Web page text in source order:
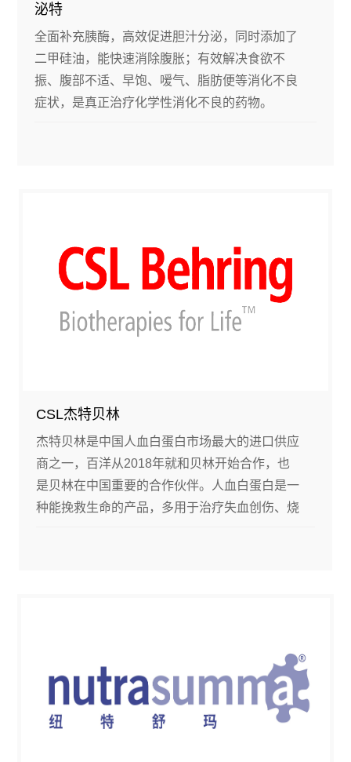
泌特
全面补充胰酶，高效促进胆汁分泌，同时添加了
二甲硅油，能快速消除腹胀；有效解决食欲不
振、腹部不适、早饱、嗳气、脂肪便等消化不良
症状，是真正治疗化学性消化不良的药物。
CSL杰特贝林
杰特贝林是中国人血白蛋白市场最大的进口供应
商之一，百洋从2018年就和贝林开始合作，也
是贝林在中国重要的合作伙伴。人血白蛋白是一
种能挽救生命的产品，多用于治疗失血创伤、烧